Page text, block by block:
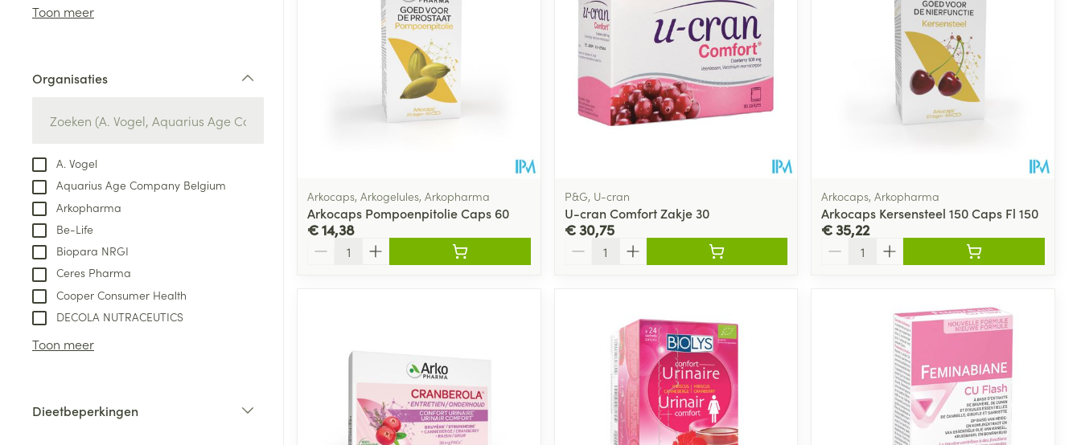
Toon meer
Organisaties
A. Vogel
Aquarius Age Company Belgium
Arkopharma
Be-Life
Biopara NRGI
Ceres Pharma
Cooper Consumer Health
DECOLA NUTRACEUTICS
Toon meer
Dieetbeperkingen
Arkocaps, Arkogelules, Arkopharma
Arkocaps Pompoenpitolie Caps 60
€ 14,38
P&G, U-cran
U-cran Comfort Zakje 30
€ 30,75
Arkocaps, Arkopharma
Arkocaps Kersensteel 150 Caps Fl 150
€ 35,22